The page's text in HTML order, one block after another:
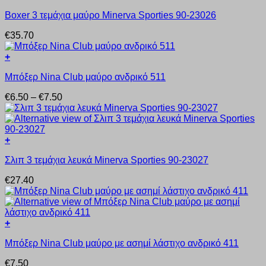
το
έχει
πολλαπλές
παραλλαγές.
επιλογές
να
επιλεγούν
στη
σελίδα
του
προϊόντος
Boxer 3 τεμάχια μαύρο Minerva Sporties 90-23026
€35.70
+
το
έχει
πολλαπλές
παραλλαγές.
Οι
επιλογές
να
στη
σελίδα
του
προϊόντος
Μπόξερ Nina Club μαύρο ανδρικό 511
€6.50 – €7.50Price
range:
€6.50
+
το
έχει
πολλαπλές
παραλλαγές.
Οι
επιλογές
να
Σλιπ 3 τεμάχια λευκά Minerva Sporties 90-23027
€27.40
+
το
Μπόξερ Nina Club μαύρο με ασημί λάστιχο ανδρικό 411
€7.50